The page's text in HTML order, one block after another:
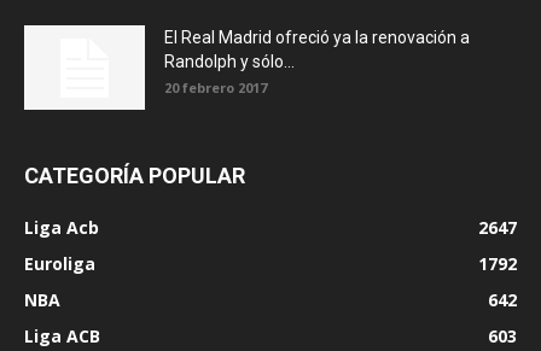
El Real Madrid ofreció ya la renovación a
Randolph y sólo...
20 febrero 2017
CATEGORÍA POPULAR
Liga Acb
2647
Euroliga
1792
NBA
642
Liga ACB
603